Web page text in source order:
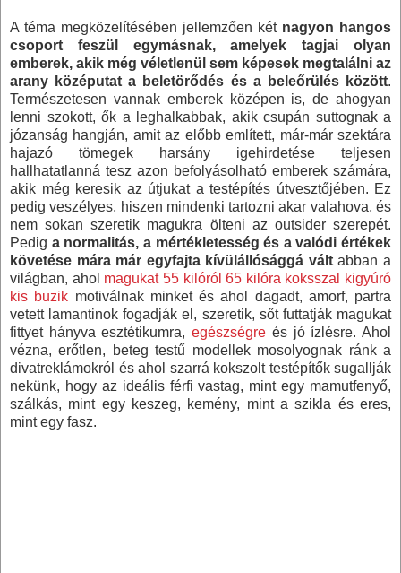
A téma megközelítésében jellemzően két nagyon hangos
csoport feszül egymásnak, amelyek tagjai olyan
emberek, akik még véletlenül sem képesek megtalálni az
arany középutat a beletörődés és a beleőrülés között.
Természetesen vannak emberek középen is, de ahogyan
lenni szokott, ők a leghalkabbak, akik csupán suttognak a
józanság hangján, amit az előbb említett, már-már szektára
hajazó tömegek harsány igehirdetése teljesen
hallhatatlanná tesz azon befolyásolható emberek számára,
akik még keresik az útjukat a testépítés útvesztőjében. Ez
pedig veszélyes, hiszen mindenki tartozni akar valahova, és
nem sokan szeretik magukra ölteni az outsider szerepét.
Pedig a normalitás, a mértékletesség és a valódi értékek
követése mára már egyfajta kívülállósággá váltabban a
világban, ahol magukat 55 kilóról 65 kilóra koksszal kigyúró
kis buzik motiválnak minket és ahol dagadt, amorf, partra
vetett lamantinok fogadják el, szeretik, sőt futtatják magukat
fittyet hányva esztétikumra,egészségre és jó ízlésre. Ahol
vézna, erőtlen, beteg testű modellek mosolyognak ránk a
divatreklámokról és ahol szarrá kokszolt testépítők sugallják
nekünk, hogy az ideális férfi vastag, mint egy mamutfenyő,
szálkás, mint egy keszeg, kemény, mint a szikla és eres,
mint egy fasz.